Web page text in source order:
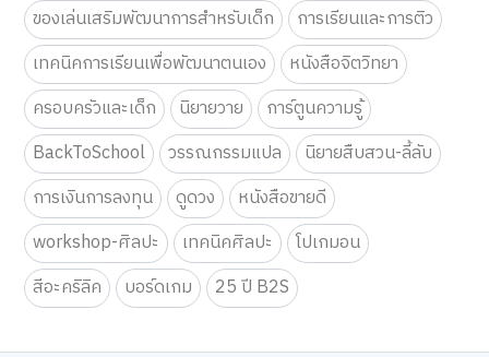
หนังสือนิยาย
หนังสือพัฒนาตนเอง
หนังสือเด็ก-นิทาน
มังงะ
ศิลปะสำหรับเด็ก
ศิลปะและงานฝีมือ
ของเล่นเสริมพัฒนาการสำหรับเด็ก
การเรียนและการติว
เทคนิคการเรียนเพื่อพัฒนาตนเอง
หนังสือจิตวิทยา
ครอบครัวและเด็ก
นิยายวาย
การ์ตูนความรู้
BackToSchool
วรรณกรรมแปล
นิยายสืบสวน-ลี้ลับ
การเงินการลงทุน
ดูดวง
หนังสือขายดี